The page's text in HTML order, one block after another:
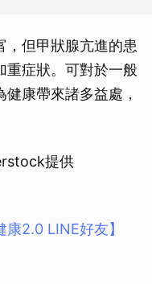
，但甲狀腺亢進的患
重症狀。可對於一般
康帶來諸多益處，
提供
2.0 LINE好友】